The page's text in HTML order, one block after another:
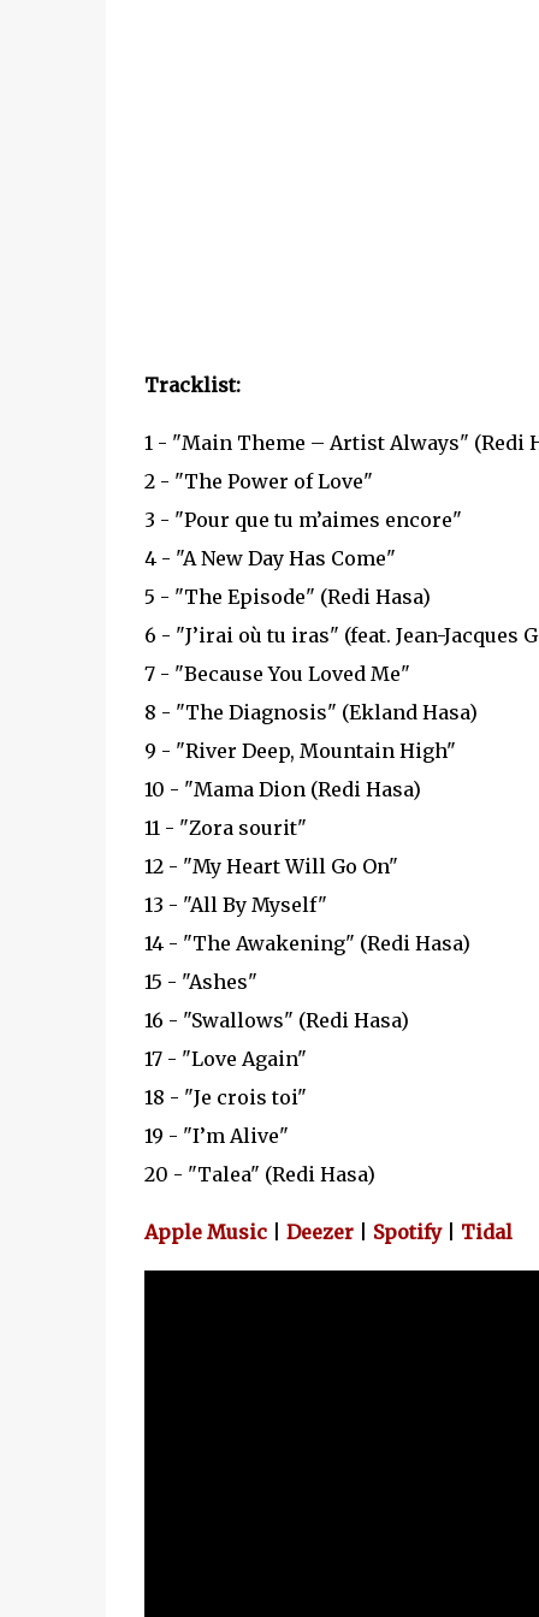
Tracklist:
1 - "Main Theme – Artist Always" (Redi
2 - "The Power of Love"
3 - "Pour que tu m’aimes encore"
4 - "A New Day Has Come"
5 - "The Episode" (Redi Hasa)
6 - "J’irai où tu iras" (feat. Jean-Jacques
7 - "Because You Loved Me"
8 - "The Diagnosis" (Ekland Hasa)
9 - "River Deep, Mountain High"
10 - "Mama Dion (Redi Hasa)
11 - "Zora sourit"
12 - "My Heart Will Go On"
13 - "All By Myself"
14 - "The Awakening" (Redi Hasa)
15 - "Ashes"
16 - "Swallows" (Redi Hasa)
17 - "Love Again"
18 - "Je crois toi"
19 - "I’m Alive"
20 - "Talea" (Redi Hasa)
Apple Music| Deezer| Spotify| Tidal